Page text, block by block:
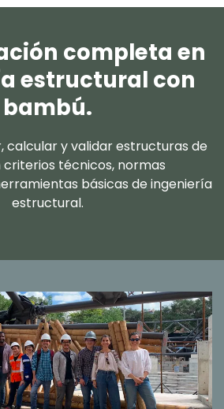
completa en
estructural con
bambú.
calcular y validar estructuras de
técnicos, normas
básicas de ingeniería
estructural.